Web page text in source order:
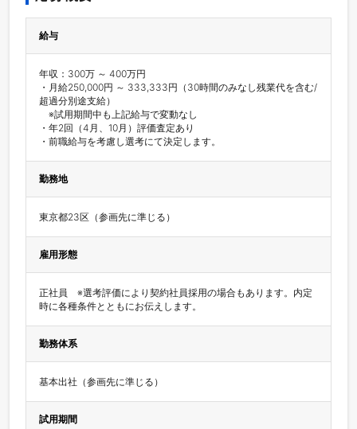
給与
年収：300万 ～ 400万円
・月給250,000円 ～ 333,333円（30時間のみなし残業代を含む/
超過分別途支給）
※試用期間中も上記給与で変動なし
・年2回（4月、10月）評価査定あり
・前職給与を考慮し選考にて決定します。
勤務地
東京都23区（参画先に準じる）
雇用形態
正社員　※選考評価により契約社員採用の場合もあります。内定
時に各種条件とともにお伝えします。
勤務体系
基本出社（参画先に準じる）
試用期間